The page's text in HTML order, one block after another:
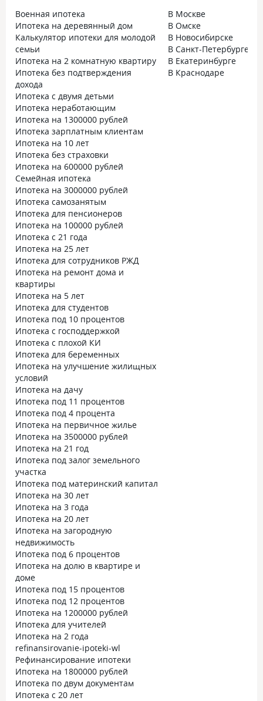
выплат такой и останется, чему мы
очень рады.
устроило, но я
и очередности
документов.
там мне оень
быстро
наличие
Военная ипотека
Ипотека на деревянный дом
Калькулятор ипотеки для молодой
семьи
Ипотека на 2 комнатную квартиру
Ипотека без подтверждения
дохода
Ипотека с двумя детьми
Ипотека неработающим
Ипотека на 1300000 рублей
Ипотека зарплатным клиентам
Ипотека на 10 лет
Ипотека без страховки
Ипотека на 600000 рублей
Семейная ипотека
Ипотека на 3000000 рублей
Ипотека самозанятым
Ипотека для пенсионеров
Ипотека на 100000 рублей
Ипотека с 21 года
Ипотека на 25 лет
Ипотека для сотрудников РЖД
Ипотека на ремонт дома и
квартиры
Ипотека на 5 лет
Ипотека для студентов
Ипотека под 10 процентов
Ипотека с господдержкой
Ипотека с плохой КИ
Ипотека для беременных
Ипотека на улучшение жилищных
условий
Ипотека на дачу
Ипотека под 11 процентов
Ипотека под 4 процента
Ипотека на первичное жилье
Ипотека на 3500000 рублей
Ипотека на 21 год
Ипотека под залог земельного
участка
Ипотека под материнский капитал
Ипотека на 30 лет
Ипотека на 3 года
Ипотека на 20 лет
Ипотека на загородную
недвижимость
Ипотека под 6 процентов
Ипотека на долю в квартире и
доме
Ипотека под 15 процентов
Ипотека под 12 процентов
Ипотека на 1200000 рублей
Ипотека для учителей
Ипотека на 2 года
refinansirovanie-ipoteki-wl
Рефинансирование ипотеки
Ипотека на 1800000 рублей
Ипотека по двум документам
Ипотека с 20 лет
В Москве
В Омске
В Новосибирске
В Санкт-Петербурге
В Екатеринбурге
В Краснодаре